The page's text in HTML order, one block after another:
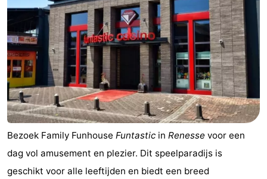
Bezoek Family Funhouse Funtastic in Renesse voor een
dag vol amusement en plezier. Dit speelparadijs is
geschikt voor alle leeftijden en biedt een breed